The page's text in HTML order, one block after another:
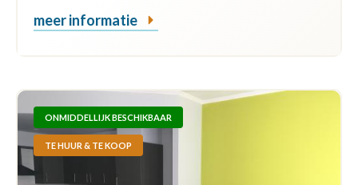
meer informatie
ONMIDDELLIJK BESCHIKBAAR
TE HUUR & TE KOOP